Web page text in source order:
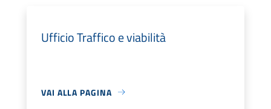
Ufficio Traffico e viabilità
VAI ALLA PAGINA